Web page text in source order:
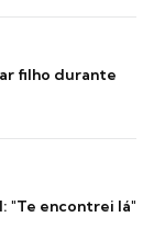
filho durante
"Te encontrei lá"